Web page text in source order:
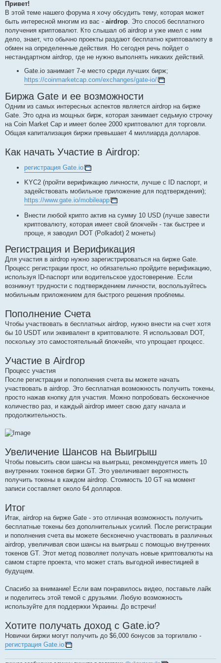
s
t
Привет!
В этой теме нашего форума я хочу обсудить тему, которая может
быть интересной многим из вас - airdrop. Это способ бесплатного
получения криптовалют. Кто слышал об airdrop и уже имел с ним
дело, знает, что обычно проекты раздают бесплатно криптовалюту в
обмен на определенные действия. Но сегодня речь пойдет о
нестандартном airdrop, где не нужно выполнять никаких действий.
Gate.io занимает 7-е место среди лучших бирж;
https://coinmarketcap.com/exchanges/gate-io/
Биржа Gate и ее возможности
Одним из самых интересных аспектов является airdrop на бирже
Gate. Это одна из мощных бирж, которая занимает седьмую строчку
на Coin Market Cap и имеет более 2000 криптовалют для торговли.
Общая капитализация биржи превышает 4 миллиарда долларов.
Как начать Участие в Airdrop:
регистрация Gate.io
KYC2 (пройти верификацию личности, лучше с ID паспорт, и
задействовать мобильное приложение для подтверждения);
https://www.gate.io/mobileapp
Внести любой крипто актив на сумму 10 USD (лучше завести
криптовалюту, которая имеет свой блокчейн - так быстрее и
проще, я заводил DOT (Polkadot) 2 монеты)
Регистрация и Верификация
Для участия в airdrop нужно зарегистрироваться на бирже Gate.
Процесс регистрации прост, но обязательно пройдите верификацию,
используя ID-паспорт или водительское удостоверение. Если
возникнут трудности с подтверждением личности, воспользуйтесь
мобильным приложением для быстрого решения проблемы.
Пополнение Счета
Чтобы участвовать в бесплатных airdrop, нужно внести на счет хотя
бы 10 USDT или эквивалент в криптовалюте. Я использовал DOT,
поскольку это самостоятельный блокчейн, что упрощает процесс.
Участие в Airdrop
Процесс участия
После регистрации и пополнения счета вы можете начать
участвовать в airdrop. Это бесплатная возможность получить токены,
просто нажав кнопку для участия. Можно попробовать бесконечное
количество раз, и каждый airdrop имеет свою дату начала и
продолжительность.
Увеличение Шансов на Выигрыш
Чтобы повысить свои шансы на выигрыш, рекомендуется иметь 10
внутренних токенов биржи GT. Это увеличивает вероятность
получить токены в каждом airdrop. Стоимость 10 GT на момент
записи составляет около 64 долларов.
Итог
Итак, airdrop на бирже Gate - это отличная возможность получить
бесплатные токены без дополнительных усилий. После регистрации
и пополнения счета вы можете бесконечно участвовать в различных
airdrop, увеличивая свои шансы на выигрыш с помощью внутренних
токенов GT. Этот метод позволяет получать новые криптовалюты на
самом старте проекта, что может стать выгодной инвестицией в
будущем.
Спасибо за внимание! Если вам понравилось видео, поставьте лайк
и поделитесь этой темой с друзьями. Любую возможность
используйте для поддержки Украины. До встречи!
Хотите получать доход с Gate.io?
Новички биржи могут получить до $6,000 бонусов за торгилвлю -
регистрация Gate.io